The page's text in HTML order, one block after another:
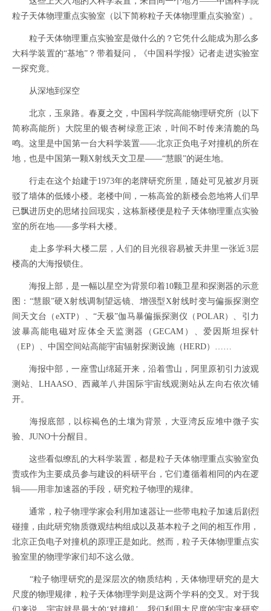
粒子天体物理重点实验室（以下简称粒子天体物理重点实验室）。
粒子天体物理重点实验室是做什么的？它凭什么能成为那么多
大科学装置的“基地”？带着疑问，《中国科学报》记者走进实验室
一探究竟。
从深地到深空
北京，玉泉路。春夏之交，中国科学院高能物理研究所（以下
简称高能所）大院里的银杏树绿意正浓，叶间不时传来清脆的鸟
鸣。这里是中国第一台大科学装置——北京正负电子对撞机的所在
地，也是中国第一颗X射线天文卫星——“慧眼”的诞生地。
行走在这个始建于1973年的老牌研究所里，随处可见被岁月斑
驳了墙体的低矮小楼。老楼中间，一栋高耸的新楼会忽地将人们早
已飘进历史的思绪拉回现实，这栋新楼便是粒子天体物理重点实验
室的所在地——多学科大楼。
走上多学科大楼二层，人们的目光很容易被天井里一张近3层
楼高的大海报锁住。
海报上部，是一幅以星空为背景印着10颗卫星和探测器的示意
图：“慧眼”硬X射线调制望远镜、增强型X射线时变与偏振探测空
间天文台（eXTP）、“天极”伽马暴偏振探测仪（POLAR）、引力
波暴高能电磁对应体全天监测器（GECAM）、爱因斯坦探针
（EP）、中国空间站高能宇宙辐射探测设施（HERD）……
海报中部，一座雪山绵延开来，沿着雪山，阿里原初引力波观
测站、LHAASO、西藏羊八井国际宇宙线观测站从左向右依次铺
开。
海报底部，以棕褐色的土壤为背景，大亚湾反应堆中微子实
验、JUNO十分醒目。
这些看似缭乱的大科学装置，都是粒子天体物理重点实验室负
责或作为主要成员参与建设的科研平台，它们遵循着相同的内在逻
辑——用非加速器的手段，研究粒子物理的规律。
通常，粒子物理学家会利用加速器让一些带电粒子加速后剧烈
碰撞，由此研究物质微观结构组成以及基本粒子之间的相互作用，
北京正负电子对撞机的原理正是如此。然而，粒子天体物理重点实
验室里的物理学家们却不这么做。
“粒子物理研究的是深层次的物质结构，天体物理研究的是大
尺度的物理规律，粒子天体物理学则是这两个学科的交叉。对于我